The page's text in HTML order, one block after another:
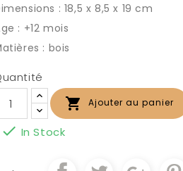
: 18,5 x 8,5 x 19 cm
: +12 mois
: bois
 Ajouter au panier
 In Stock